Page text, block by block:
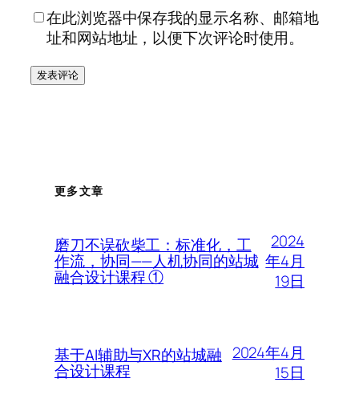
在此浏览器中保存我的显示名称、邮箱地
址和网站地址，以便下次评论时使用。
更多文章
磨刀不误砍柴工：标准化，工
作流，协同——人机协同的站城
融合设计课程 ①
2024
年4月
19日
基于AI辅助与XR的站城融
合设计课程
2024年4月
15日